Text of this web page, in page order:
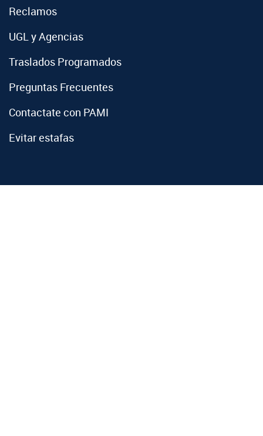
Reclamos
UGL y Agencias
Traslados Programados
Preguntas Frecuentes
Contactate con PAMI
Evitar estafas